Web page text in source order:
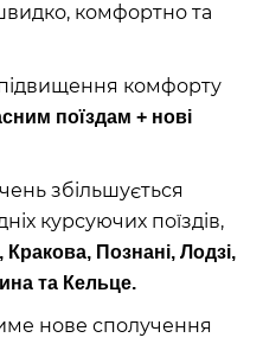
комфортно та
комфорту
поїздам + нові
збільшується
курсуючих поїздів,
Познані, Лодзі,
та Кельце.
нове сполучення